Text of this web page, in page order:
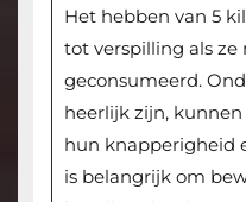
Het hebben van 5
tot verspilling als
geconsumeerd.
heerlijk zijn,
hun knapperigheid
is belangrijk om